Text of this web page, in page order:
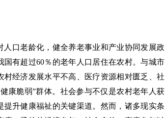
口老龄化，健全养老事业和产业协同发展政
有超过60％的老年人口居住在农村。与城市
经济发展水平不高、医疗资源相对匮乏、社
康脆弱”群体。社会参与不仅是农村老年人获
升健康福祉的关键渠道。然而，诸多现实条